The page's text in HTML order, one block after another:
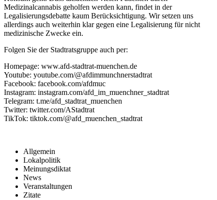
Medizinalcannabis geholfen werden kann, findet in der
Legalisierungsdebatte kaum Berücksichtigung. Wir setzen uns
allerdings auch weiterhin klar gegen eine Legalisierung für nicht
medizinische Zwecke ein.
Folgen Sie der Stadtratsgruppe auch per:
Homepage: www.afd-stadtrat-muenchen.de
Youtube: youtube.com/@afdimmunchnerstadtrat
Facebook: facebook.com/afdmuc
Instagram: instagram.com/afd_im_muenchner_stadtrat
Telegram: t.me/afd_stadtrat_muenchen
Twitter: twitter.com/AStadtrat
TikTok: tiktok.com/@afd_muenchen_stadtrat
Allgemein
Lokalpolitik
Meinungsdiktat
News
Veranstaltungen
Zitate